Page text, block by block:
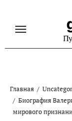
содержанию
Главная
Биография
мирового